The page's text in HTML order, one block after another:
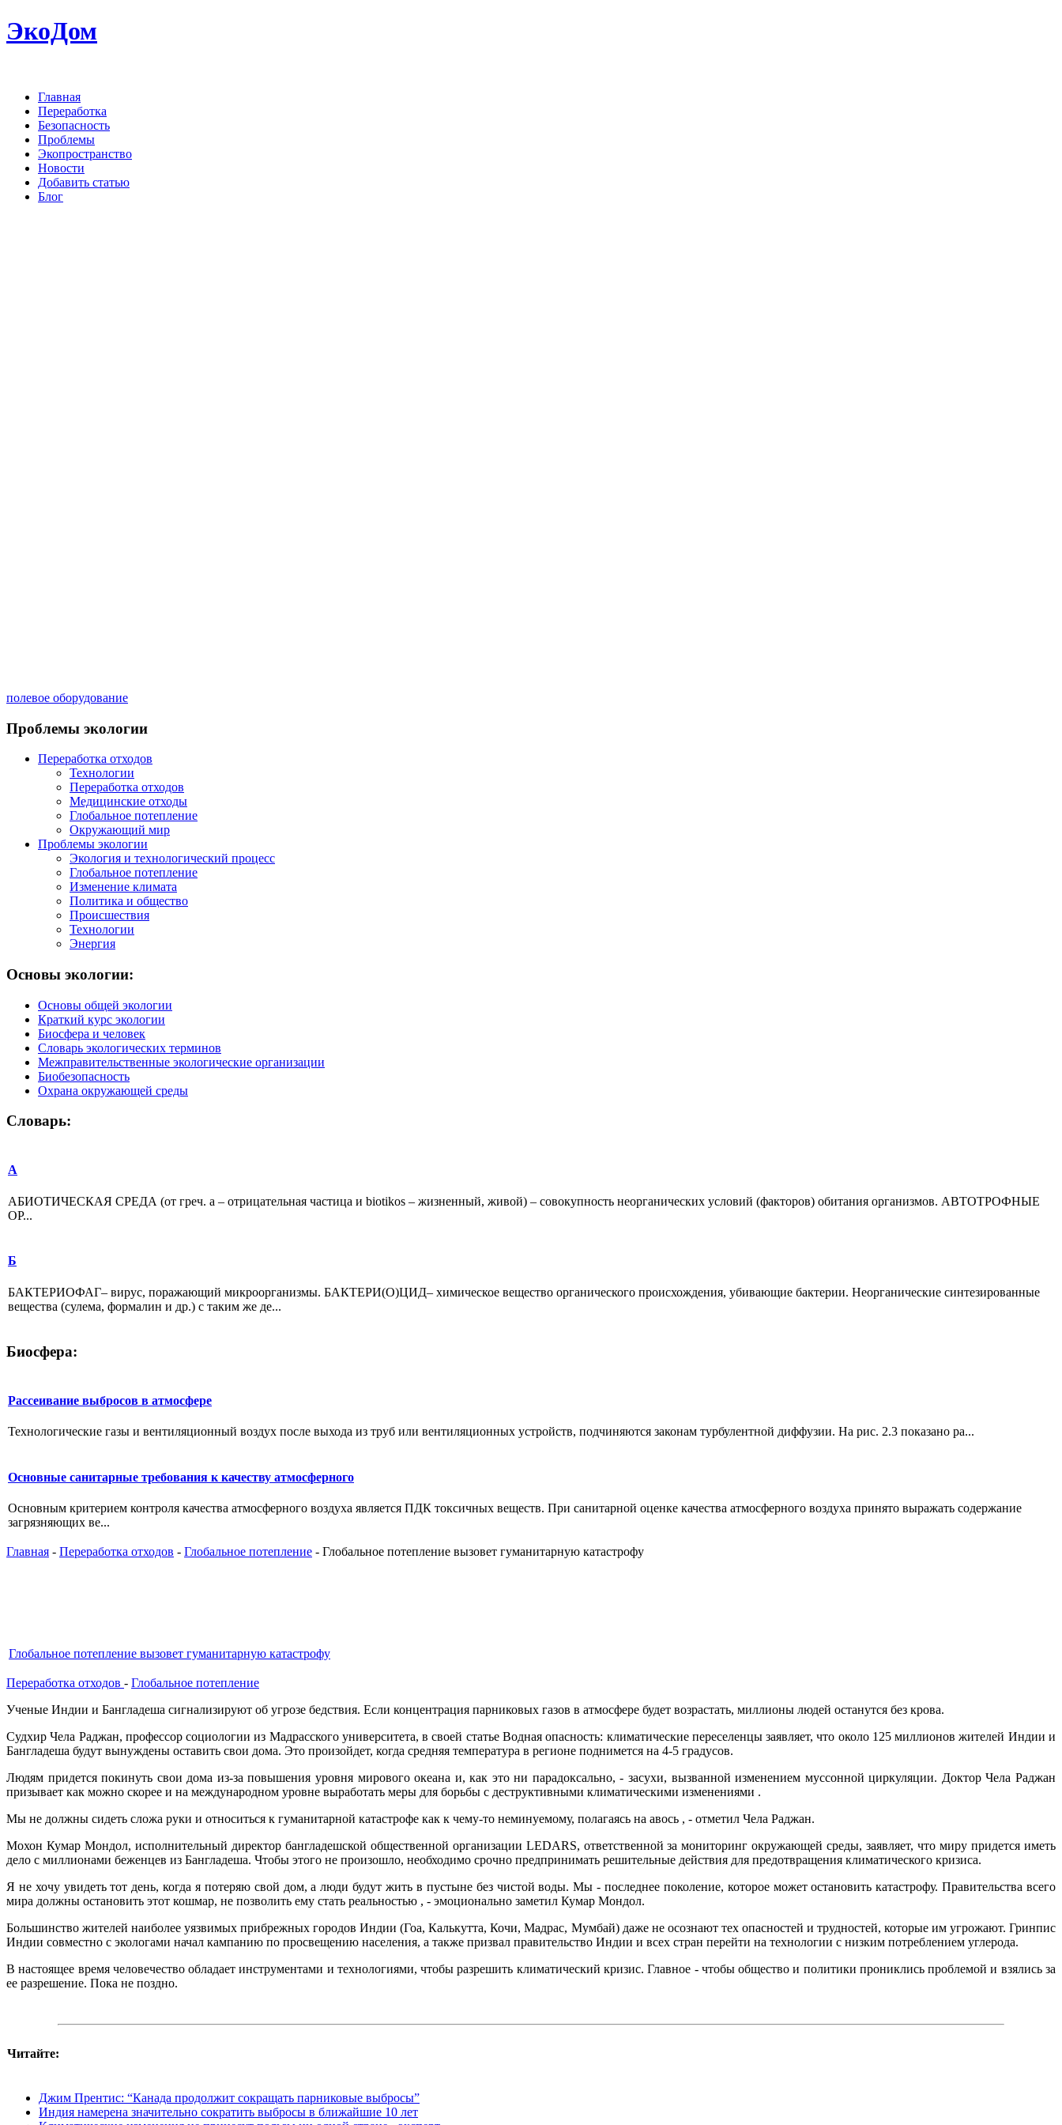
ЭкоДом
Главная
Переработка
Безопасность
Проблемы
Экопространство
Новости
Добавить статью
Блог
полевое оборудование
Проблемы экологии
Переработка отходов
Технологии
Переработка отходов
Медицинские отходы
Глобальное потепление
Окружающий мир
Проблемы экологии
Экология и технологический процесс
Глобальное потепление
Изменение климата
Политика и общество
Происшествия
Технологии
Энергия
Основы экологии:
Основы общей экологии
Краткий курс экологии
Биосфера и человек
Словарь экологических терминов
Межправительственные экологические организации
Биобезопасность
Охрана окружающей среды
Словарь:
А
АБИОТИЧЕСКАЯ СРЕДА (от греч. а – отрицательная частица и biotikos – жизненный, живой) – совокупность неорганических условий (факторов) обитания организмов. АВТОТРОФНЫЕ
ОР...
Б
БАКТЕРИОФАГ– вирус, поражающий микроорганизмы. БАКТЕРИ(О)ЦИД– химическое вещество органического происхождения, убивающие бактерии. Неорганические синтезированные
вещества (сулема, формалин и др.) с таким же де...
Биосфера:
Рассеивание выбросов в атмосфере
Технологические газы и вентиляционный воздух после выхода из труб или вентиляционных уст­ройств, подчиняются законам турбулентной диффузии. На рис. 2.3 показано ра...
Основные санитарные требования к качеству атмосферного
Основным критерием контроля качества атмосферного воздуха является ПДК токсичных веществ. При санитарной оценке качества атмосферного воздуха принято выражать содер­жание
загрязняющих ве...
Главная - Переработка отходов - Глобальное потепление - Глобальное потепление вызовет гуманитарную катастрофу
Глобальное потепление вызовет гуманитарную катастрофу
Переработка отходов - Глобальное потепление
Ученые Индии и Бангладеша сигнализируют об угрозе бедствия. Если концентрация парниковых газов в атмосфере будет возрастать, миллионы людей останутся без крова.
Судхир Чела Раджан, профессор социологии из Мадрасского университета, в своей статье Водная опасность: климатические переселенцы заявляет, что около 125 миллионов жителей Индии и
Бангладеша будут вынуждены оставить свои дома. Это произойдет, когда средняя температура в регионе поднимется на 4-5 градусов.
Людям придется покинуть свои дома из-за повышения уровня мирового океана и, как это ни парадоксально, - засухи, вызванной изменением муссонной циркуляции. Доктор Чела Раджан
призывает как можно скорее и на международном уровне выработать меры для борьбы с деструктивными климатическими изменениями .
Мы не должны сидеть сложа руки и относиться к гуманитарной катастрофе как к чему-то неминуемому, полагаясь на авось , - отметил Чела Раджан.
Мохон Кумар Мондол, исполнительный директор бангладешской общественной организации LEDARS, ответственной за мониторинг окружающей среды, заявляет, что миру придется иметь
дело с миллионами беженцев из Бангладеша. Чтобы этого не произошло, необходимо срочно предпринимать решительные действия для предотвращения климатического кризиса.
Я не хочу увидеть тот день, когда я потеряю свой дом, а люди будут жить в пустыне без чистой воды. Мы - последнее поколение, которое может остановить катастрофу. Правительства всего
мира должны остановить этот кошмар, не позволить ему стать реальностью , - эмоционально заметил Кумар Мондол.
Большинство жителей наиболее уязвимых прибрежных городов Индии (Гоа, Калькутта, Кочи, Мадрас, Мумбай) даже не осознают тех опасностей и трудностей, которые им угрожают. Гринпис
Индии совместно с экологами начал кампанию по просвещению населения, а также призвал правительство Индии и всех стран перейти на технологии с низким потреблением углерода.
В настоящее время человечество обладает инструментами и технологиями, чтобы разрешить климатический кризис. Главное - чтобы общество и политики прониклись проблемой и взялись за
ее разрешение. Пока не поздно.
Читайте:
Джим Прентис: “Канада продолжит сокращать парниковые выбросы”
Индия намерена значительно сократить выбросы в ближайшие 10 лет